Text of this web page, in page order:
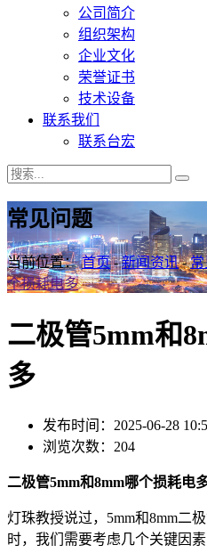
公司简介
组织架构
企业文化
荣誉证书
技术设备
联系我们
联系台宏
常见问题
当前位置：首页-新闻资讯-常
个损耗电多
二极管5mm和
多
发布时间：2025-06-28
浏览次数：204
二极管5mm和8mm哪个损耗电多
灯珠教授说过，5mm和8mm二
时，我们需要考虑几个关键因